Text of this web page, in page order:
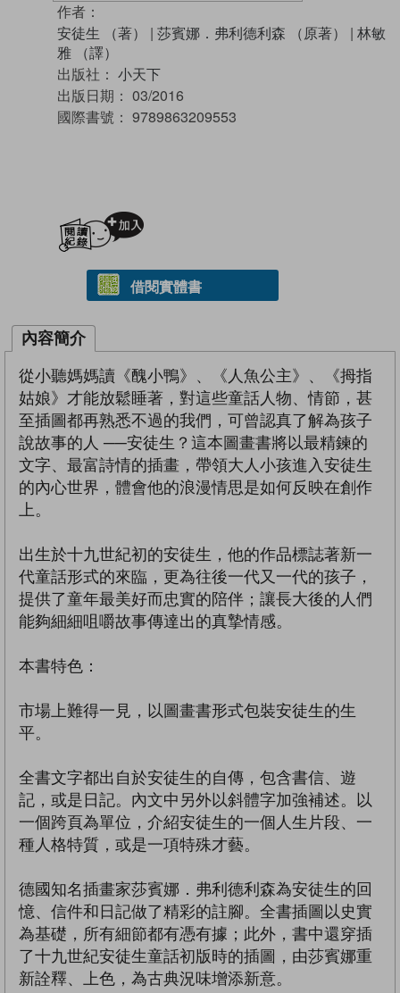
作者：
安徒生 （著）
| 莎賓娜．弗利德利森 （原著） | 林敏
雅 （譯）
出版社： 小天下
出版日期： 03/2016
國際書號： 9789863209553
借閱實體書
內容簡介
從小聽媽媽讀《醜小鴨》、《人魚公主》、《拇指
姑娘》才能放鬆睡著，對這些童話人物、情節，甚
至插圖都再熟悉不過的我們，可曾認真了解為孩子
說故事的人 ──安徒生？這本圖畫書將以最精鍊的
文字、最富詩情的插畫，帶領大人小孩進入安徒生
的內心世界，體會他的浪漫情思是如何反映在創作
上。
出生於十九世紀初的安徒生，他的作品標誌著新一
代童話形式的來臨，更為往後一代又一代的孩子，
提供了童年最美好而忠實的陪伴；讓長大後的人們
能夠細細咀嚼故事傳達出的真摯情感。
本書特色：
市場上難得一見，以圖畫書形式包裝安徒生的生
平。
全書文字都出自於安徒生的自傳，包含書信、遊
記，或是日記。內文中另外以斜體字加強補述。以
一個跨頁為單位，介紹安徒生的一個人生片段、一
種人格特質，或是一項特殊才藝。
德國知名插畫家莎賓娜．弗利德利森為安徒生的回
憶、信件和日記做了精彩的註腳。全書插圖以史實
為基礎，所有細節都有憑有據；此外，書中還穿插
了十九世紀安徒生童話初版時的插圖，由莎賓娜重
新詮釋、上色，為古典況味增添新意。